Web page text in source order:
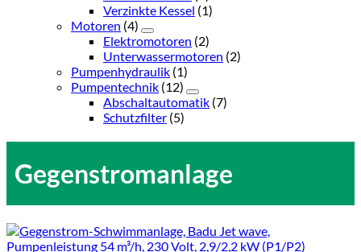
Verzinkte Kessel (1)
Motoren (4)
Elektromotoren (2)
Unterwassermotoren (2)
Pumpenhydraulik (1)
Pumpentechnik (12)
Abschaltautomatik (7)
Schutzfilter (5)
Gegenstromanlage